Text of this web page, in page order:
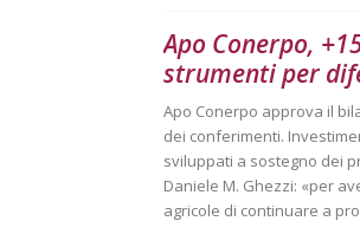
Apo Conerpo,
strumenti per
Apo Conerpo approva il
dei conferimenti.
sviluppati a sostegno dei
Daniele M. Ghezzi: «per
agricole di continuare a